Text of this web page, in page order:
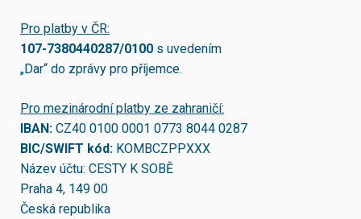
Pro platby v ČR:
107-7380440287/0100 s uvedením
„Dar“ do zprávy pro příjemce.
Pro mezinárodní platby ze zahraničí:
IBAN: CZ40 0100 0001 0773 8044 0287
BIC/SWIFT kód: KOMBCZPPXXX
Název účtu: CESTY K SOBĚ
Praha 4, 149 00
Česká republika